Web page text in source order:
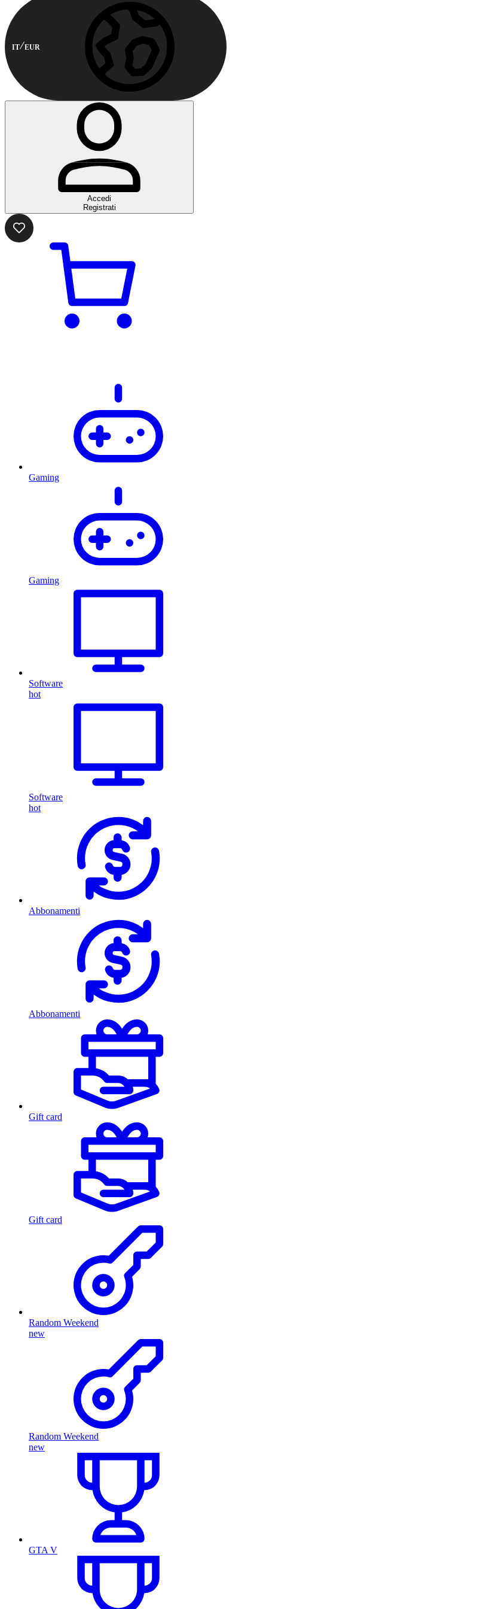
IT EUR
Accedi
Registrati
Gaming
Gaming
Software
hot
Software
hot
Abbonamenti
Abbonamenti
Gift card
Gift card
Random Weekend
new
Random Weekend
new
GTA V